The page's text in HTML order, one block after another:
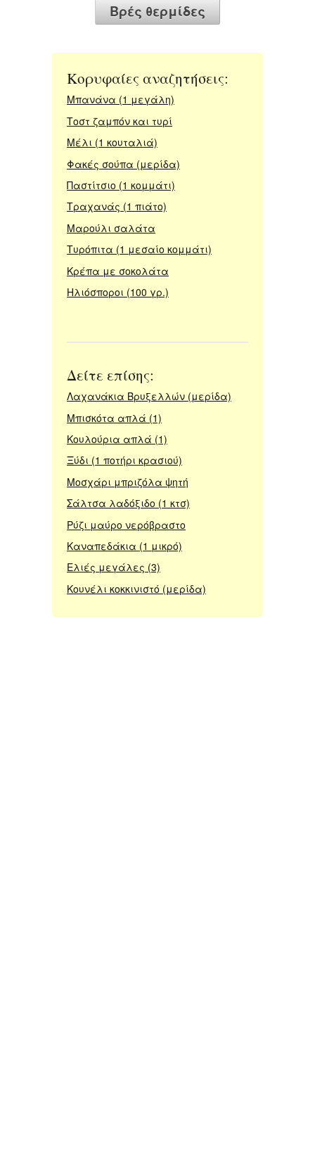
Κορυφαίες αναζητήσεις:
Μπανάνα (1 μεγάλη)
Τοστ ζαμπόν και τυρί
Μέλι (1 κουταλιά)
Φακές σούπα (μερίδα)
Παστίτσιο (1 κομμάτι)
Τραχανάς (1 πιάτο)
Μαρούλι σαλάτα
Τυρόπιτα (1 μεσαίο κομμάτι)
Κρέπα με σοκολάτα
Ηλιόσποροι (100 γρ.)
Δείτε επίσης:
Λαχανάκια Βρυξελλών (μερίδα)
Μπισκότα απλά (1)
Κουλούρια απλά (1)
Ξύδι (1 ποτήρι κρασιού)
Μοσχάρι μπριζόλα ψητή
Σάλτσα λαδόξιδο (1 κτσ)
Ρύζι μαύρο νερόβραστο
Καναπεδάκια (1 μικρό)
Ελιές μεγάλες (3)
Κουνέλι κοκκινιστό (μερίδα)